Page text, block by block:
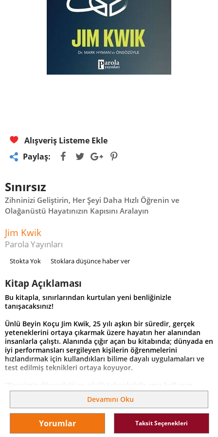
Alışveriş Listeme Ekle
Paylaş:
Sınırsız
Zihninizi Geliştirin, Her Şeyi Daha Hızlı Öğrenin ve
Olağanüstü Hayatınızın Kapısını Aralayın
Jim Kwik
Parola Yayınları
Stokta Yok Stoklara düşünce haber ver
Kitap Açıklaması
Bu kitapla, sınırlarından kurtulan yeni benliğinizle
tanışacaksınız!
Ünlü Beyin Koçu Jim Kwik, 25 yılı aşkın bir süredir, gerçek
yeteneklerini ortaya çıkarmak üzere hayatın her alanından
insanlarla çalıştı. Alanında çığır açan bu kitabında; dünyada en
iyi performansları sergileyen kişilerin öğrenmelerini
hızlandırmak için kullandıkları bilime dayalı uygulamaları ve
test edilmiş teknikleri ortaya koyuyor.
"Beynimiz dünyadaki en güçlü teknolojidir ama kullanım
kılavuzu yoktur. Ancak bu, artık değişiyor. Bundan böyle
sınırlamalar olmayacak. Başkaları ne söylerse söylesin, siz
beyninizi nasıl kullanacağınızı bilirseniz potansiyeliniz sonsuz
Devamını Oku
Yorumlar Taksit Seçenekleri